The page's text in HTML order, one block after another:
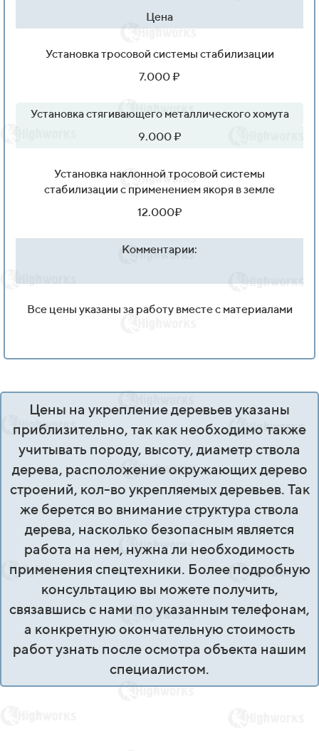
Цена
Установка тросовой системы стабилизации
7.000 ₽
Установка стягивающего металлического хомута
9.000 ₽
Установка наклонной тросовой системы
стабилизации с применением якоря в земле
12.000₽
Комментарии:
Все цены указаны за работу вместе с материалами
Цены на укрепление деревьев указаны
приблизительно, так как необходимо также
учитывать породу, высоту, диаметр ствола
дерева, расположение окружающих дерево
строений, кол-во укрепляемых деревьев. Так
же берется во внимание структура ствола
дерева, насколько безопасным является
работа на нем, нужна ли необходимость
применения спецтехники. Более подробную
консультацию вы можете получить,
связавшись с нами по указанным телефонам,
а конкретную окончательную стоимость
работ узнать после осмотра объекта нашим
специалистом.